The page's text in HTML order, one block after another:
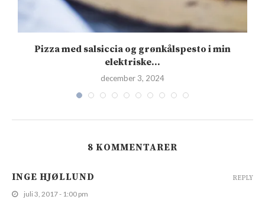
Pizza med salsiccia og grønkålspesto i min
elektriske...
december 3, 2024
8 KOMMENTARER
INGE HJØLLUND
juli 3, 2017 - 1:00 pm
REPLY